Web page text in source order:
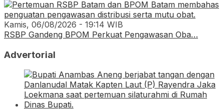
Kamis, 06/08/2026 - 19:14 WIB
RSBP Gandeng BPOM Perkuat Pengawasan Oba…
Advertorial